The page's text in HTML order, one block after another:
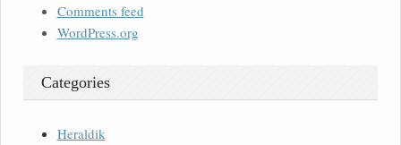
Comments feed
WordPress.org
Categories
Heraldik